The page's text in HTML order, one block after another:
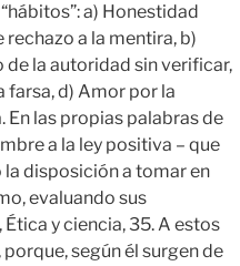
a) Honestidad
a la mentira, b)
de la autoridad sin verificar,
farsa, d) Amor por la
En las propias palabras de
a la ley positiva – que
disposición a tomar en
evaluando sus
y ciencia, 35. A estos
según él surgen de